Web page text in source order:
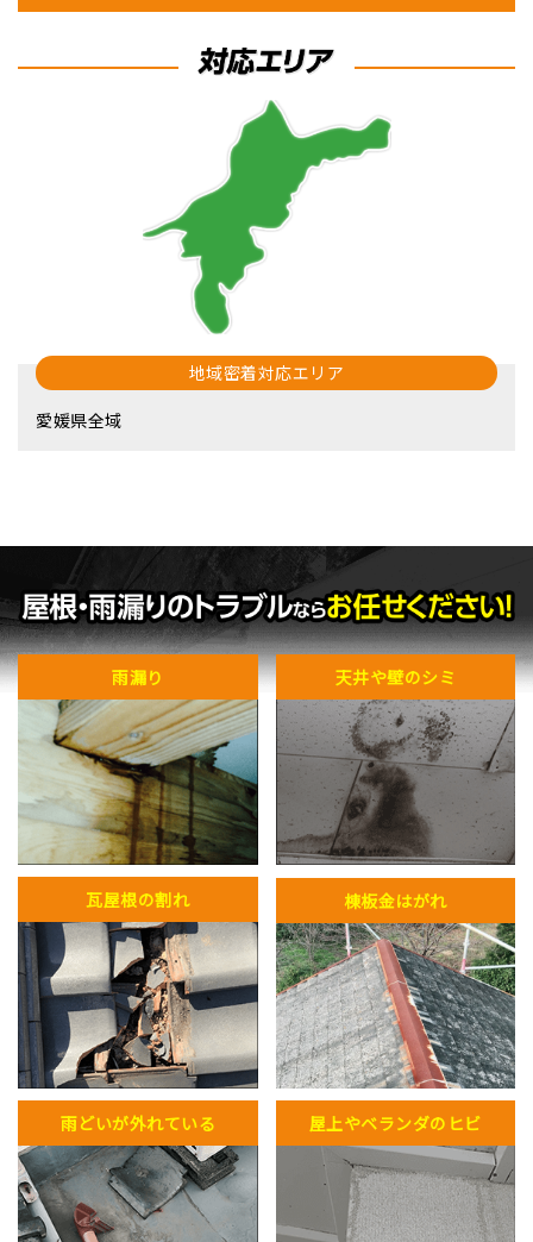
地域密着対応エリア
愛媛県全域
雨漏り 天井や壁のシミ
瓦屋根の割れ 棟板金はがれ
雨どいが外れている 屋上やベランダのヒビ